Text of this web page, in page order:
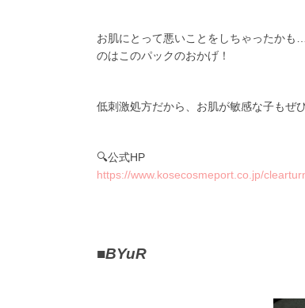
お肌にとって悪いことをしちゃったか
のはこのパックのおかげ！
低刺激処方だから、お肌が敏感な子もぜ
🔍公式HP
https://www.kosecosmeport.co.jp/
■BYuR